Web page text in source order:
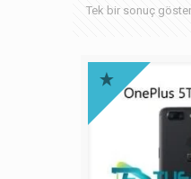
Tek bir sonuç